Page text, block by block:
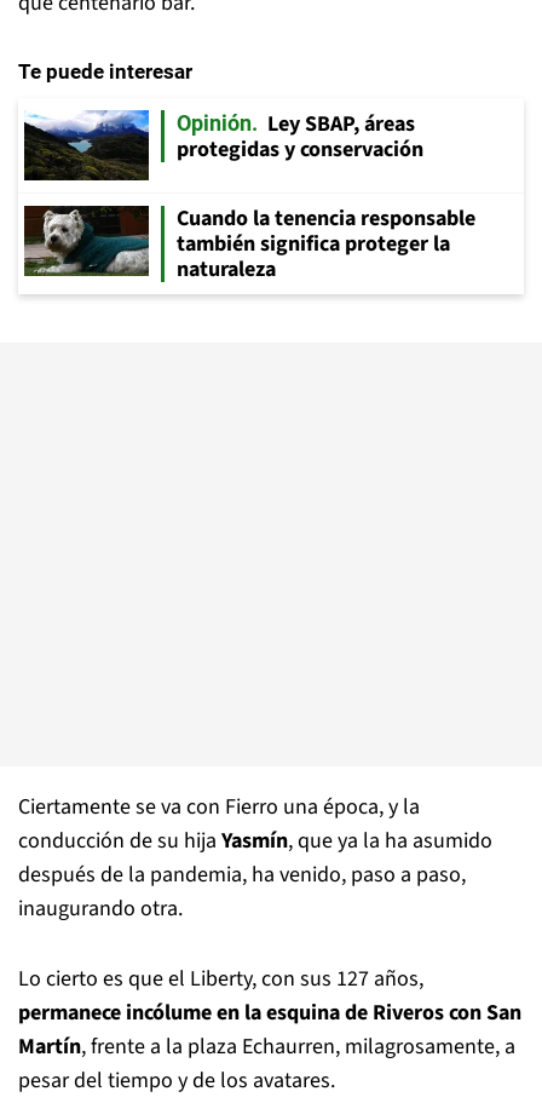
Te puede interesar
Opinión
Ley SBAP, áreas
protegidas y conservación
Cuando la tenencia responsable
también significa proteger la
naturaleza
Ciertamente se va con Fierro una época, y la
conducción de su hija Yasmín, que ya la ha asumido
después de la pandemia, ha venido, paso a paso,
inaugurando otra.
Lo cierto es que el Liberty, con sus 127 años,
permanece incólume en la esquina de Riveros con San
Martín, frente a la plaza Echaurren, milagrosamente, a
pesar del tiempo y de los avatares.